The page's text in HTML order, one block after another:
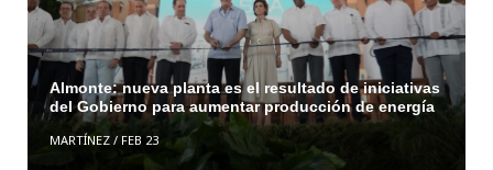
Almonte: nueva planta es el resultado de iniciativas
del Gobierno para aumentar producción de energía
MARTÍNEZ/ FEB 23